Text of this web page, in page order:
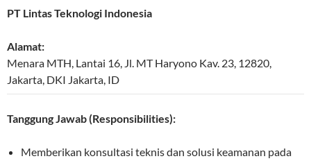
PT Lintas Teknologi Indonesia
Alamat:
Menara MTH, Lantai 16, Jl. MT Haryono Kav. 23, 12820,
Jakarta, DKI Jakarta, ID
Tanggung Jawab (Responsibilities):
Memberikan konsultasi teknis dan solusi keamanan pada